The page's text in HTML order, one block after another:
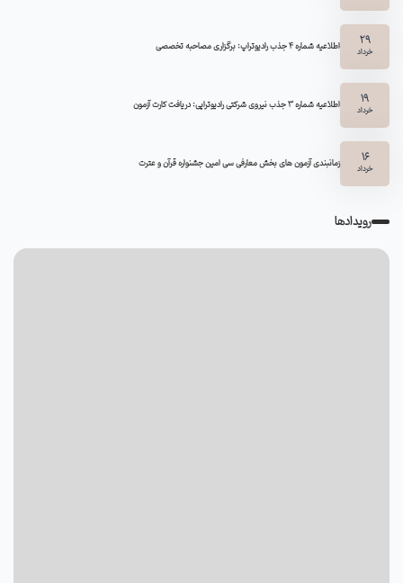
29
خرداد اطلاعیه شماره ۴ جذب رادیوتراپ: برگزاری مصاحبه تخصصی
19
خرداد اطلاعیه شماره 3 جذب نیروی شرکتی رادیوتراپی: دریافت کارت آزمون
16
خرداد زمانبندی آزمون های بخش معارفی سی امین جشنواره قرآن و عترت
رویدادها